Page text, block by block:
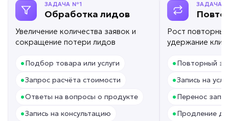
• До -50% срока адаптации
• Ответы за секунды
• До +30% скорости ввода в должность
Подробней
Срок реализации от 7 дней
от 59 000 ₽ под ключ
ЗАДАЧА №1
Обработка лидов
Увеличение количества заявок и
сокращение потери лидов
•Подбор товара или услуги
•Запрос расчёта стоимости
•Ответы на вопросы о продукте
•Запись на консультацию
ЗАДАЧА
Рост
удержание
•Повторный
•Запись на
•Перенос
•Продление